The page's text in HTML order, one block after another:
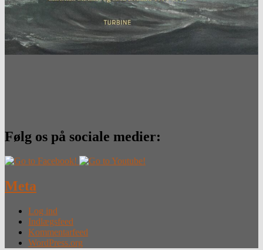
Følg os på sociale medier:
Meta
Log ind
Indlægsfeed
Kommentarfeed
WordPress.org